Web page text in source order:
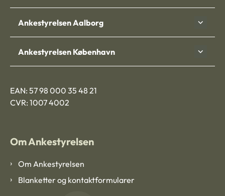
Ankestyrelsen Aalborg
Ankestyrelsen København
EAN: 57 98 000 35 48 21
CVR: 1007 4002
Om Ankestyrelsen
Om Ankestyrelsen
Blanketter og kontaktformularer